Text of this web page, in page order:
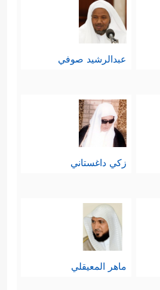
عبدالرشيد صوفي
زكي داغستاني
ماهر المعيقلي